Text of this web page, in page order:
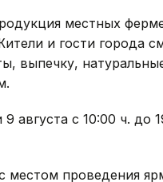
местных
и гости города
выпечку,
августа с 10:00 ч. до
местом проведения